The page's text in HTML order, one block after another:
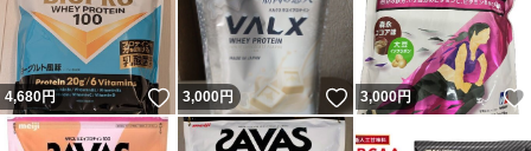
4,680円 いいね！
3,000円 いいね！
3,000円